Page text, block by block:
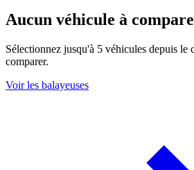
Aucun véhicule à
Sélectionnez jusqu'à 5 véhicules depuis le
comparer.
Voir les balayeuses